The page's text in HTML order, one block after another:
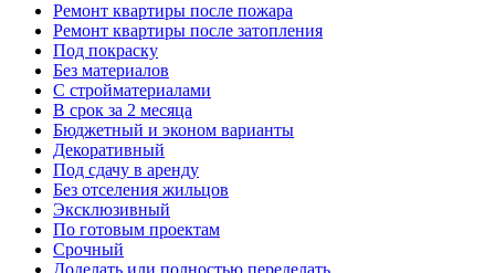
Ремонт квартиры после пожара
Ремонт квартиры после затопления
Под покраску
Без материалов
С стройматериалами
В срок за 2 месяца
Бюджетный и эконом варианты
Декоративный
Под сдачу в аренду
Без отселения жильцов
Эксклюзивный
По готовым проектам
Срочный
Доделать или полностью переделать